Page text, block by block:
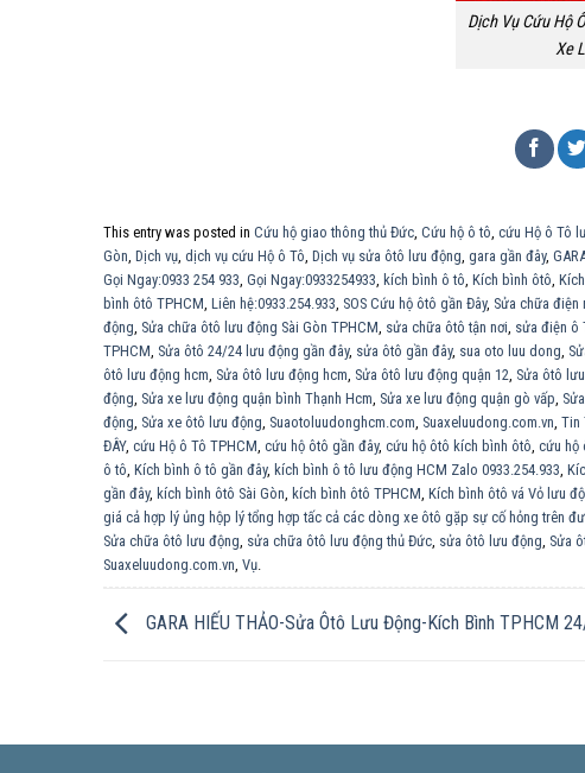
Dịch Vụ Cứu Hộ
Xe
This entry was posted in Cứu hộ giao thông thủ Đức Cứu hộ ô tô cứu Hộ ô Tô
Gòn Dịch vụ dịch vụ cứu Hộ ô Tô Dịch vụ sửa ôtô lưu động gara gần đây,
Gọi Ngay:0933 254 933 Gọi Ngay:0933254933 kích bình ô tô Kích bình ôtô
bình ôtô TPHCM Liên hệ:0933.254.933 SOS Cứu hộ ôtô gần Đây, Sửa chữa điện
động Sửa chữa ôtô lưu động Sài Gòn TPHCM sửa chữa ôtô tận nơi sửa điện ô
TPHCM Sửa ôtô 24/24 lưu động gần đây, sửa ôtô gần đây, sua oto luu dong
ôtô lưu động hcm Sửa ôtô lưu động hcm Sửa ôtô lưu động quận 12 Sửa ôtô
động Sửa xe lưu động quận bình Thạnh Hcm Sửa xe lưu động quận gò vấp
động Sửa xe ôtô lưu động Suaotoluudonghcm.com Suaxeluudong.com.vn Tin
ĐÂY, cứu Hộ ô Tô TPHCM cứu hộ ôtô gần đây, cứu hộ ôtô kích bình ôtô cứu hộ
ô tô Kích bình ô tô gần đây, kích bình ô tô lưu động HCM Zalo 0933.254.933
gần đây, kích bình ôtô Sài Gòn kích bình ôtô TPHCM Kích bình ôtô vá Vỏ lưu
giá cả hợp lý ủng hộp lý tổng hợp tấc cả các dòng xe ôtô gặp sự cố hỏng trên
Sửa chữa ôtô lưu động sửa chữa ôtô lưu động thủ Đức sửa ôtô lưu động Sửa
Suaxeluudong.com.vn Vụ
GARA HIẾU THẢO-Sửa Ôtô Lưu Động-Kích Bình TPHCM